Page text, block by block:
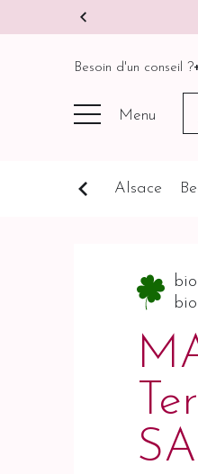
Besoin d'un conseil ?
Menu
Alsace